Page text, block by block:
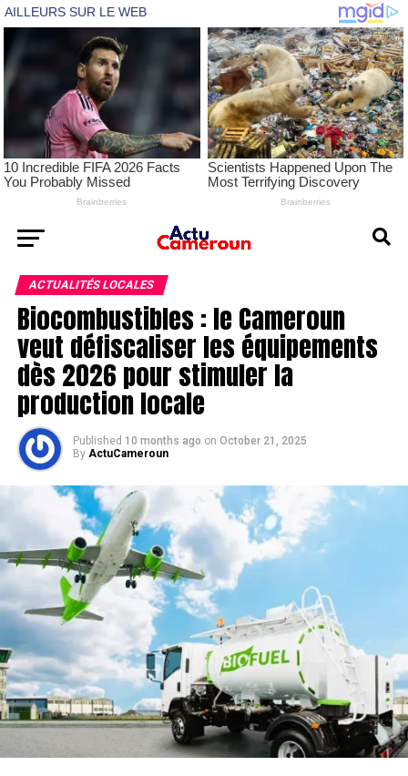
ACTUALITÉS LOCALES
Biocombustibles : le Cameroun
veut défiscaliser les équipements
dès 2026 pour stimuler la
production locale
Published 10 months ago on October 21, 2025
By ActuCameroun